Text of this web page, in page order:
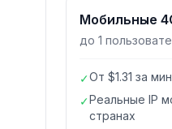
Мобильные
до 1
✓От $1.31 за
✓Реальные IP
странах